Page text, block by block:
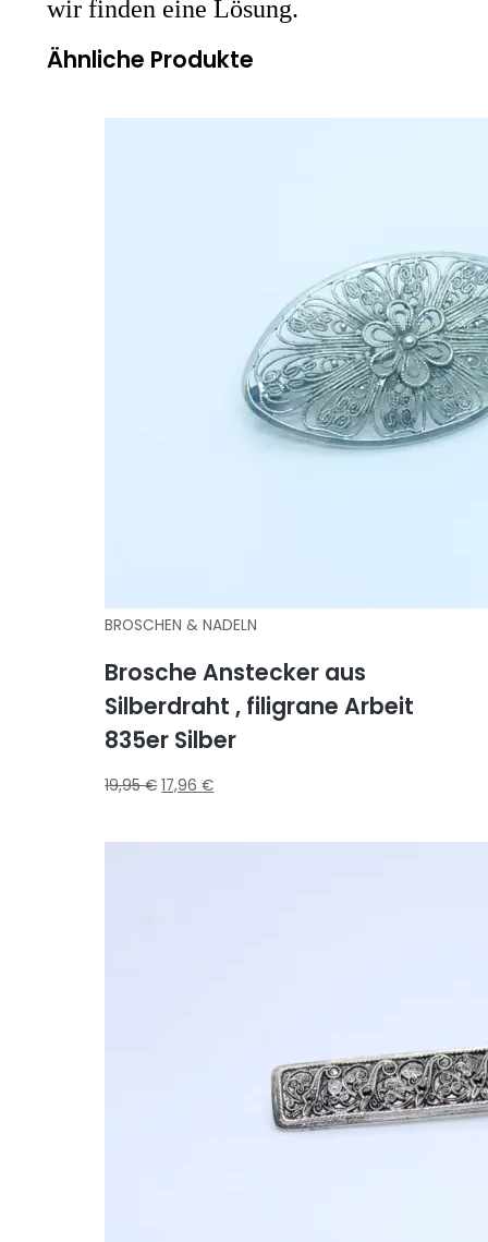
wir finden eine Lösung.
Ähnliche Produkte
BROSCHEN & NADELN
Brosche Anstecker aus
Silberdraht , filigrane Arbeit
835er Silber
19,95€ 17,96€